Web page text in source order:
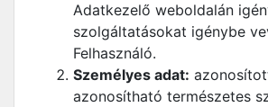
Adatkezelő weboldalán
szolgáltatásokat igénybe
Felhasználó.
Személyes adat:
azonosítható természetes